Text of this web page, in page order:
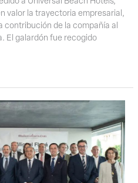
valor la trayectoria empresarial,
contribución de la compañía al
El galardón fue recogido